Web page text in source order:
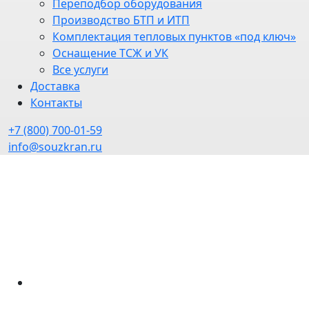
Переподбор оборудования
Производство БТП и ИТП
Комплектация тепловых пунктов «под ключ»
Оснащение ТСЖ и УК
Все услуги
Доставка
Контакты
+7 (800) 700-01-59
info@souzkran.ru